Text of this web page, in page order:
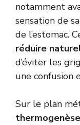
notamment
sensation de
de l’estomac.
réduire
d’éviter les
une confusion
Sur le plan
thermogenèse